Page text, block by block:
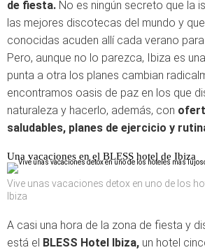
de fiesta. No es ningún secreto que la
las mejores discotecas del mundo y
conocidas acuden allí cada verano
Pero, aunque no lo parezca, Ibiza es
punta a otra los planes cambian
encontramos oasis de paz en los que
naturaleza y hacerlo, además, con
saludables, planes de ejercicio y
Una vacaciones en el BLESS hotel de Ibiza
Vive unas vacaciones detox en uno de los
Ibiza
A casi una hora de la zona de fiesta y
está el BLESS Hotel Ibiza, un hotel